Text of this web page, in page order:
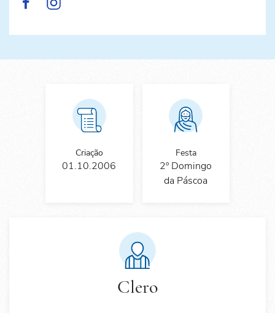
Criação
01.10.2006
Festa
2º Domingo
da Páscoa
Clero